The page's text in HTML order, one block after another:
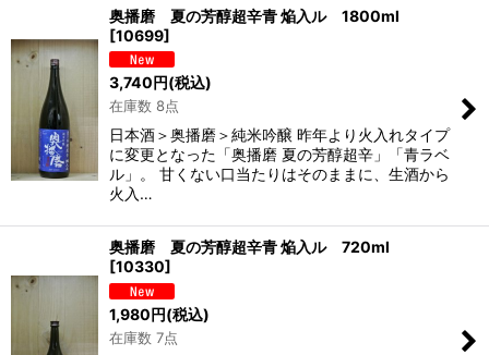
奥播磨 夏の芳醇超辛青 焔入ル 1800ml
[10699]
3,740円(税込)
在庫数 8点
日本酒＞奥播磨＞純米吟醸 昨年より火入れタイプ
に変更となった「奥播磨 夏の芳醇超辛」「青ラベ
ル」。 甘くない口当たりはそのままに、生酒から
火入…
奥播磨 夏の芳醇超辛青 焔入ル 720ml
[10330]
1,980円(税込)
在庫数 7点